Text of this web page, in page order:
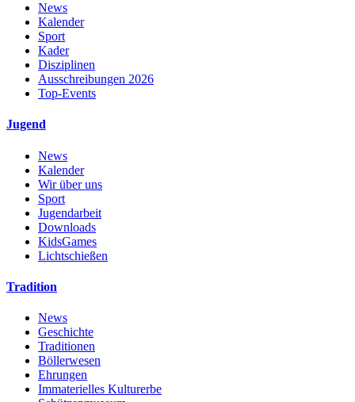
News
Kalender
Sport
Kader
Disziplinen
Ausschreibungen 2026
Top-Events
Jugend
News
Kalender
Wir über uns
Sport
Jugendarbeit
Downloads
KidsGames
Lichtschießen
Tradition
News
Geschichte
Traditionen
Böllerwesen
Ehrungen
Immaterielles Kulturerbe